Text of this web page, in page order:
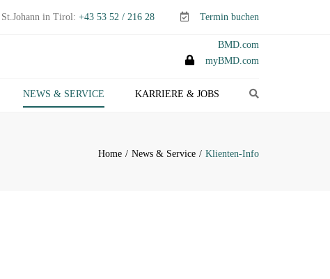
St.Johann in Tirol: +43 53 52 / 216 28 Termin buchen
BMD.com
myBMD.com
NEWS & SERVICE KARRIERE & JOBS
Home News & Service Klienten-Info